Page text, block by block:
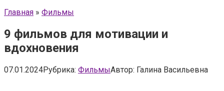
Главная » Фильмы
9 фильмов для мотивации и
вдохновения
07.01.2024Рубрика: ФильмыАвтор: Галина Васильевна